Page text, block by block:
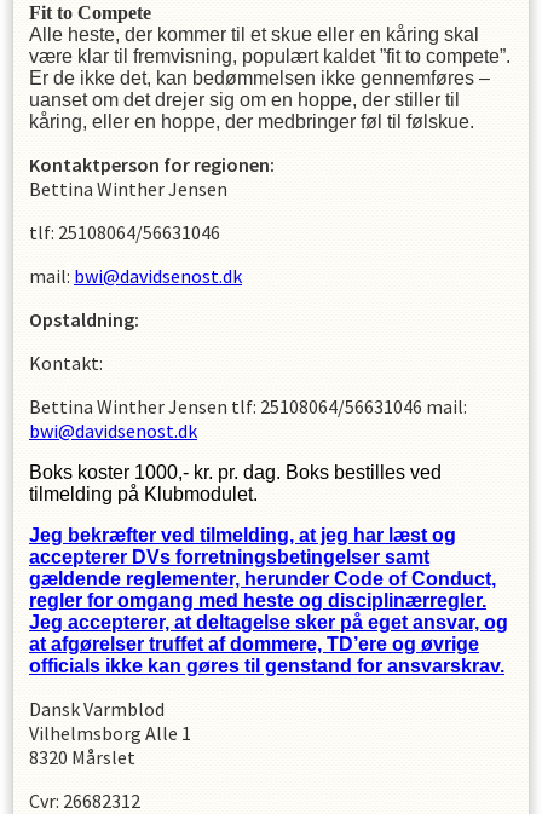
Fit to Compete
Alle heste, der kommer til et skue eller en kåring skal
være klar til fremvisning, populært kaldet ”fit to compete”.
Er de ikke det, kan bedømmelsen ikke gennemføres –
uanset om det drejer sig om en hoppe, der stiller til
kåring, eller en hoppe, der medbringer føl til følskue.
Kontaktperson for regionen:
Bettina Winther Jensen
tlf: 25108064/56631046
mail: bwi@davidsenost.dk
Opstaldning:
Kontakt:
Bettina Winther Jensen tlf: 25108064/56631046 mail:
bwi@davidsenost.dk
Boks koster 1000,- kr. pr. dag. Boks bestilles ved
tilmelding på Klubmodulet.
Jeg bekræfter ved tilmelding, at jeg har læst og
accepterer DVs forretningsbetingelser samt
gældende reglementer, herunder Code of Conduct,
regler for omgang med heste og disciplinærregler.
Jeg accepterer, at deltagelse sker på eget ansvar, og
at afgørelser truffet af dommere, TD’ere og øvrige
officials ikke kan gøres til genstand for ansvarskrav.
Dansk Varmblod
Vilhelmsborg Alle 1
8320 Mårslet
Cvr: 26682312